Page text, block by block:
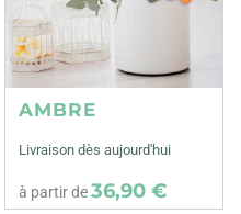
AMBRE
Livraison dès aujourd'hui
à partir de36,90 €